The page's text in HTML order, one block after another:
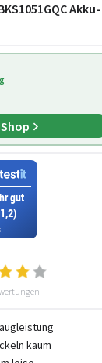
Akku-
gut
kaum